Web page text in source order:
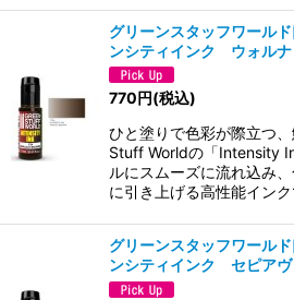
グリーンスタッフワール
ンシティインク ウォルナ
770円(税込)
ひと塗りで色彩が際立つ
Stuff Worldの「Intensity
ルにスムーズに流れ込み
に引き上げる高性能イン
グリーンスタッフワール
ンシティインク セピアヴ